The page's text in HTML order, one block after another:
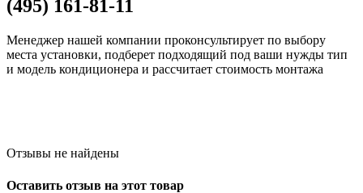
(495) 161-81-11
Менеджер нашей компании проконсультирует по выбору
места установки, подберет подходящий под ваши нужды тип
и модель кондиционера и рассчитает стоимость монтажа
Отзывы не найдены
Оставить отзыв на этот товар